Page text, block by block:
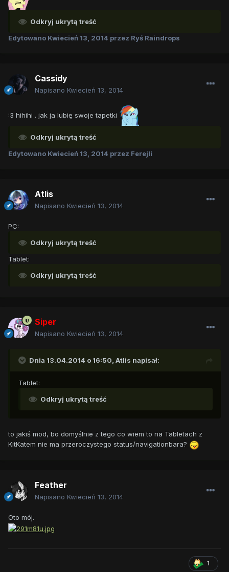
Odkryj ukrytą treść
Edytowano Kwiecień 13, 2014 przez Ryś Raindrops
Cassidy
Napisano Kwiecień 13, 2014
:3 hihihi . jak ja lubię swoje tapetki
Odkryj ukrytą treść
Edytowano Kwiecień 13, 2014 przez Ferejli
Atlis
Napisano Kwiecień 13, 2014
PC:
Odkryj ukrytą treść
Tablet:
Odkryj ukrytą treść
Siper
Napisano Kwiecień 13, 2014
Dnia 13.04.2014 o 16:50, Atlis napisał:
Tablet:
Odkryj ukrytą treść
to jakiś mod, bo domyślnie z tego co wiem to na Tabletach z
KitKatem nie ma przeroczystego status/navigationbara?
Feather
Napisano Kwiecień 13, 2014
Oto mój.
1